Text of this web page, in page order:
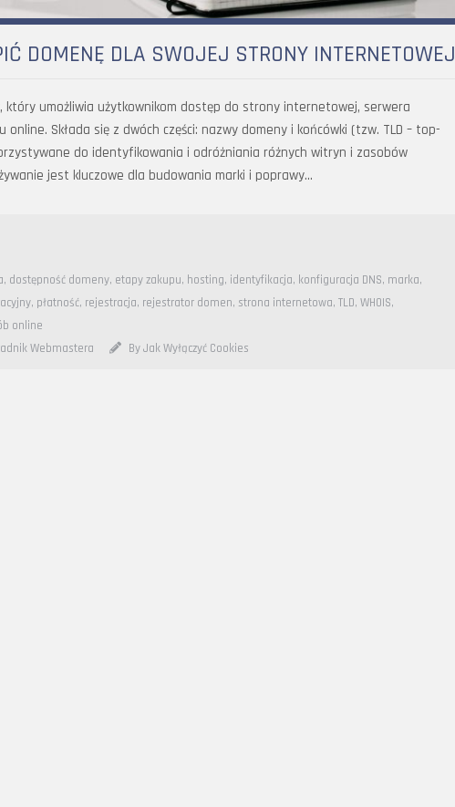
DOMENĘ DLA SWOJEJ STRONY INTERNETOWEJ
umożliwia użytkownikom dostęp do strony internetowej, serwera
Składa się z dwóch części: nazwy domeny i końcówki (tzw. TLD – top-
do identyfikowania i odróżniania różnych witryn i zasobów
jest kluczowe dla budowania marki i poprawy…
, dostępność domeny, etapy zakupu, hosting, identyfikacja, konfiguracja DNS, marka,
, płatność, rejestracja, rejestrator domen, strona internetowa, TLD, WHOIS,
online
Webmastera By Jak Wyłączyć Cookies